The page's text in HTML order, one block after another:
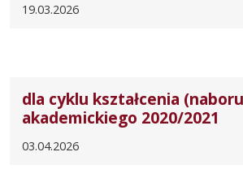
19.03.2026
dla cyklu kształcenia
akademickiego 2020/2021
03.04.2026